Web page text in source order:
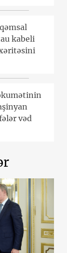
kabeli
vəd